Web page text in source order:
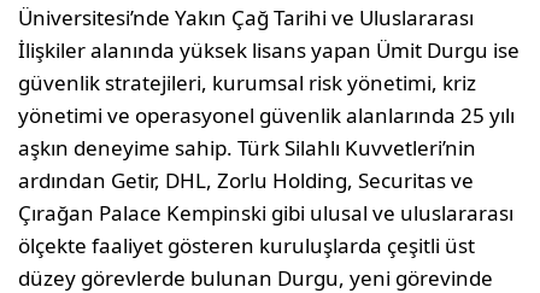
Üniversitesi’nde Yakın Çağ Tarihi ve Uluslararası
İlişkiler alanında yüksek lisans yapan Ümit Durgu ise
güvenlik stratejileri, kurumsal risk yönetimi, kriz
yönetimi ve operasyonel güvenlik alanlarında 25 yılı
aşkın deneyime sahip. Türk Silahlı Kuvvetleri’nin
ardından Getir, DHL, Zorlu Holding, Securitas ve
Çırağan Palace Kempinski gibi ulusal ve uluslararası
ölçekte faaliyet gösteren kuruluşlarda çeşitli üst
düzey görevlerde bulunan Durgu, yeni görevinde